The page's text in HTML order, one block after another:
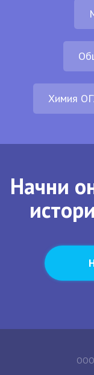
Химия
Начни
ООО